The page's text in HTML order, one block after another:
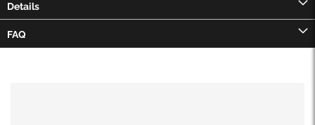
Details
FAQ